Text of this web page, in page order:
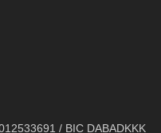
/ BIC DABADKKK